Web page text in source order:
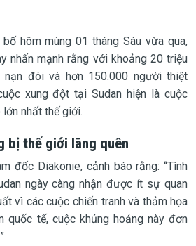
hôm mùng 01 tháng Sáu vừa qua,
nhấn mạnh rằng với khoảng 20 triệu
đói và hơn 150.000 người thiệt
xung đột tại Sudan hiện là cuộc
nhất thế giới.
bị thế giới lãng quên
đốc Diakonie, cảnh báo rằng: “Tình
ngày càng nhận được ít sự quan
vì các cuộc chiến tranh và thảm họa
quốc tế, cuộc khủng hoảng này đơn